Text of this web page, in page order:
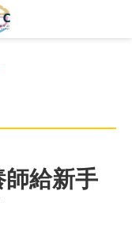
師給新手